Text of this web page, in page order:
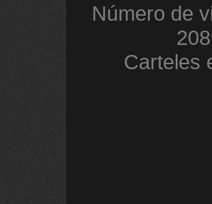
Número de
Carteles